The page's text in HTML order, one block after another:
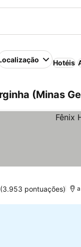
Hotéis
(Minas
(3.953 pontuações)